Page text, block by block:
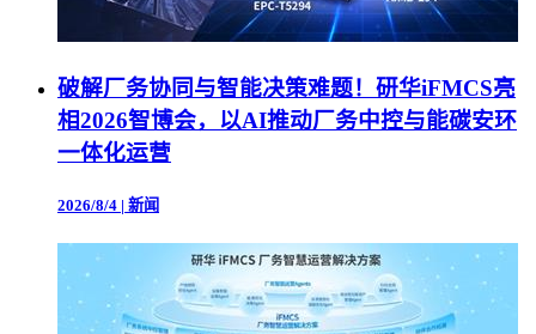
破解厂务协同与智能决策难题！研华iFMCS亮
相2026智博会，以AI推动厂务中控与能碳安环
一体化运营
2026/8/4 | 新闻